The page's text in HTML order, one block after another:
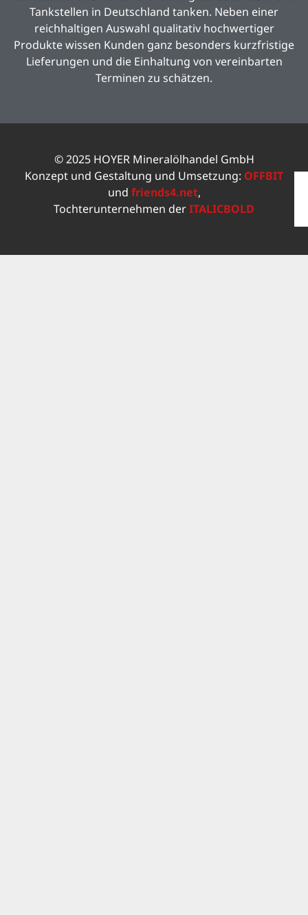
Tankstellen in Deutschland tanken. Neben einer
reichhaltigen Auswahl qualitativ hochwertiger
Produkte wissen Kunden ganz besonders kurzfristige
Lieferungen und die Einhaltung von vereinbarten
Terminen zu schätzen.
© 2025 HOYER Mineralölhandel GmbH
Konzept und Gestaltung und Umsetzung: OFFBIT
und friends4.net,
Tochterunternehmen derITALICBOLD